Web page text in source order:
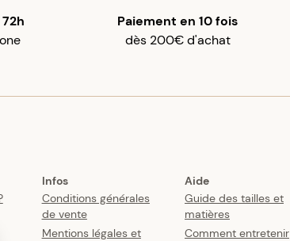
Paiement en 10 fois
dès 200€ d'achat
Infos
Conditions générales
de vente
Mentions légales et
Aide
Guide des tailles et
matières
Comment entretenir